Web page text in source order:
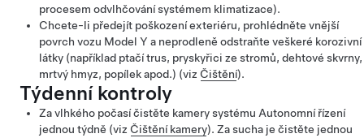
procesem odvlhčování systémem klimatizace).
Chcete-li předejít poškození exteriéru, prohlédněte vnější
povrch vozu Model Y a neprodleně odstraňte veškeré korozivní
látky (například ptačí trus, pryskyřici ze stromů, dehtové skvrny,
mrtvý hmyz, popílek apod.) (viz Čištění).
Týdenní kontroly
Za vlhkého počasí čistěte kamery systému Autonomní řízení
jednou týdně (viz Čištění kamery). Za sucha je čistěte jednou